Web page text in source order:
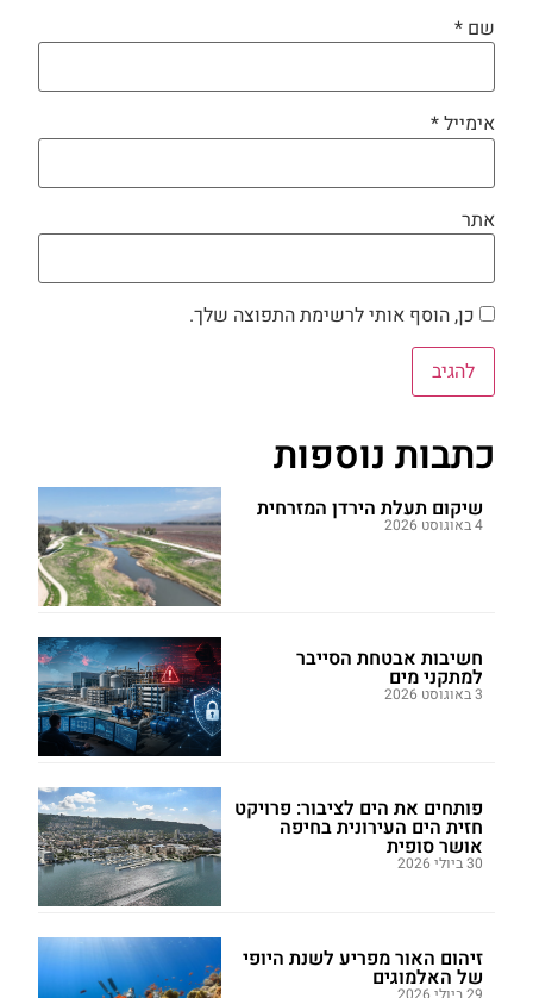
שם *
אימייל*
אתר
כן, הוסף אותי לרשימת התפוצה שלך.
כתבות נוספות
שיקום תעלת הירדן המזרחית
4 באוגוסט 2026
חשיבות אבטחת הסייבר
למתקני מים
3 באוגוסט 2026
פותחים את הים לציבור: פרויקט
חזית הים העירונית בחיפה
אושר סופית
30 ביולי 2026
זיהום האור מפריע לשנת היופי
של האלמוגים